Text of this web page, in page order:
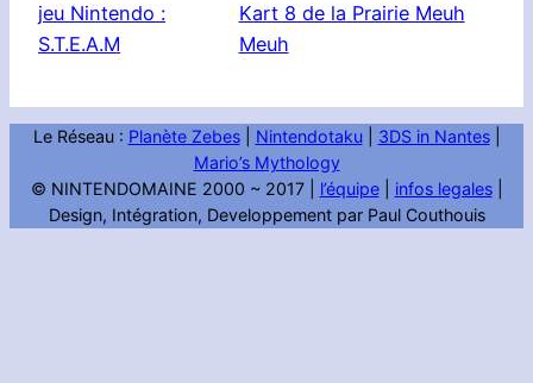
jeu Nintendo :
S.T.E.A.M
Kart 8 de la Prairie Meuh
Meuh
Le Réseau : Planète Zebes| Nintendotaku| 3DS in Nantes|
Mario’s Mythology
© NINTENDOMAINE 2000 ~ 2017 | l’équipe| infos legales|
Design, Intégration, Developpement par Paul Couthouis